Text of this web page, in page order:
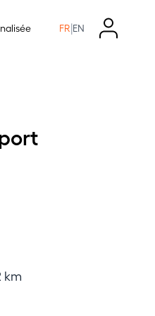
FR|EN
km